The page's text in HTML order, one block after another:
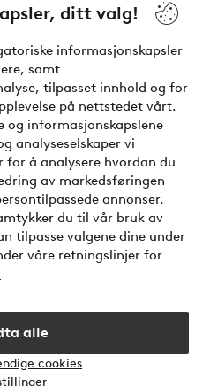
ditt valg!
informasjonskapsler
samt
tilpasset innhold og for
på nettstedet vårt.
og informasjonskapslene
analyseselskaper vi
for å analysere hvordan du
av markedsføringen
annonser.
du til vår bruk av
tilpasse valgene dine under
våre retningslinjer for
alle
cookies
direkte eller del opp
betalingsalternativer?